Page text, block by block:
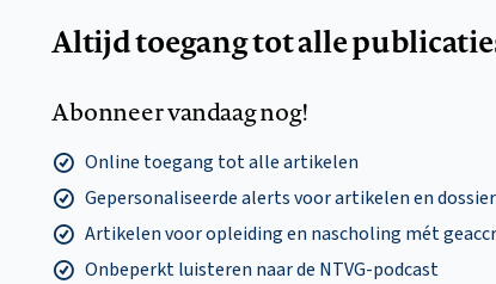
Altijd toegang tot alle
Abonneer vandaag nog!
Online toegang tot alle artikelen
Gepersonaliseerde alerts voor artikelen en
Artikelen voor opleiding en nascholing mét
Onbeperkt luisteren naar de NTVG-podcast